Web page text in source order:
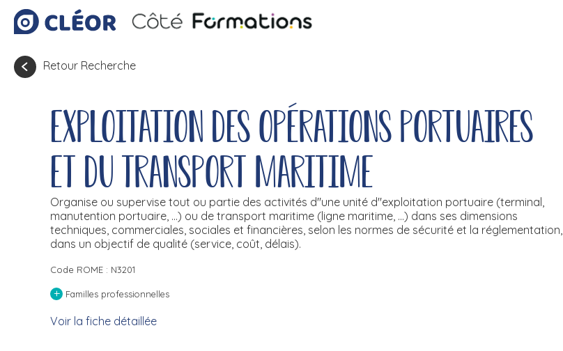
Retour Recherche
Exploitation des opérations portuaires
et du transport maritime
Organise ou supervise tout ou partie des activités d''une unité d''exploitation portuaire (terminal,
manutention portuaire, ...) ou de transport maritime (ligne maritime, ...) dans ses dimensions
techniques, commerciales, sociales et financières, selon les normes de sécurité et la réglementation,
dans un objectif de qualité (service, coût, délais).
Code ROME : N3201
+ Familles professionnelles
Voir la fiche détaillée